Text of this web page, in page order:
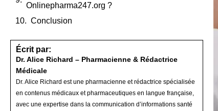
Onlinepharma247.org ?
Conclusion
Écrit par:
Dr. Alice Richard – Pharmacienne & Rédactrice
Médicale
Dr. Alice Richard est une pharmacienne et rédactrice spécialisée
en contenus médicaux et pharmaceutiques en langue française,
avec une expertise dans la communication d’informations santé